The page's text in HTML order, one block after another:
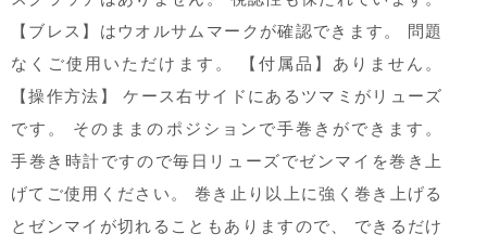
【ブレス】はウオルサムマークが確認できます。 問題
なくご使用いただけます。 【付属品】ありません。
【操作方法】 ケース右サイドにあるツマミがリューズ
です。 そのままのポジションで手巻きができます。
手巻き時計ですので毎日リューズでゼンマイを巻き上
げてご使用ください。 巻き止り以上に強く巻き上げる
とゼンマイが切れることもありますので、 できるだけ